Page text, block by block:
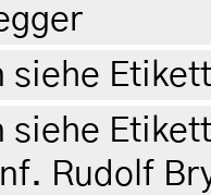
siehe
siehe
Rudolf